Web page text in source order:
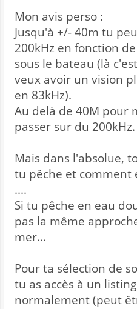
Mon avis perso :
Jusqu'à +/- 40m tu
200kHz en fonction
sous le bateau (là
veux avoir un vision
en 83kHz).
Au delà de 40M pour
passer sur du 200kHz.
Mais dans l'absolue,
tu pêche et comment
....
Si tu pêche en eau
pas la même
mer...
Pour ta sélection de
tu as accès à un
normalement (peut